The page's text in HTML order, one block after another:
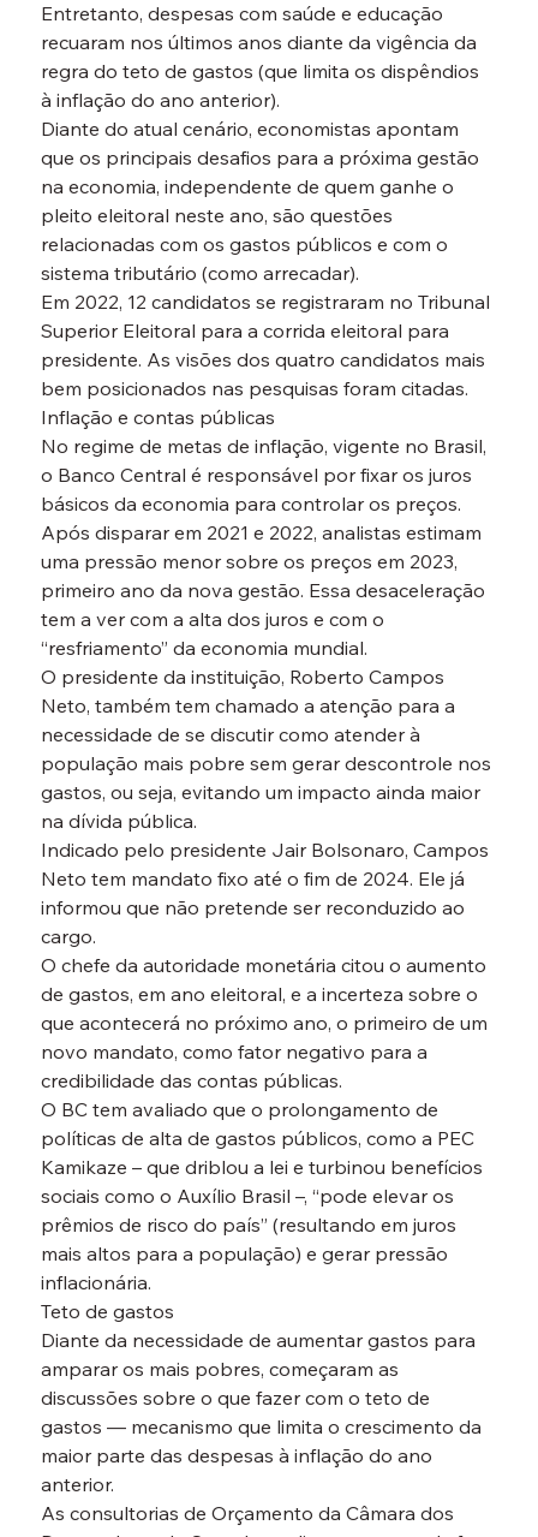
Entretanto, despesas com saúde e educação
recuaram nos últimos anos diante da vigência da
regra do teto de gastos (que limita os dispêndios
à inflação do ano anterior).
Diante do atual cenário, economistas apontam
que os principais desafios para a próxima gestão
na economia, independente de quem ganhe o
pleito eleitoral neste ano, são questões
relacionadas com os gastos públicos e com o
sistema tributário (como arrecadar).
Em 2022, 12 candidatos se registraram no Tribunal
Superior Eleitoral para a corrida eleitoral para
presidente. As visões dos quatro candidatos mais
bem posicionados nas pesquisas foram citadas.
Inflação e contas públicas
No regime de metas de inflação, vigente no Brasil,
o Banco Central é responsável por fixar os juros
básicos da economia para controlar os preços.
Após disparar em 2021 e 2022, analistas estimam
uma pressão menor sobre os preços em 2023,
primeiro ano da nova gestão. Essa desaceleração
tem a ver com a alta dos juros e com o
“resfriamento” da economia mundial.
O presidente da instituição, Roberto Campos
Neto, também tem chamado a atenção para a
necessidade de se discutir como atender à
população mais pobre sem gerar descontrole nos
gastos, ou seja, evitando um impacto ainda maior
na dívida pública.
Indicado pelo presidente Jair Bolsonaro, Campos
Neto tem mandato fixo até o fim de 2024. Ele já
informou que não pretende ser reconduzido ao
cargo.
O chefe da autoridade monetária citou o aumento
de gastos, em ano eleitoral, e a incerteza sobre o
que acontecerá no próximo ano, o primeiro de um
novo mandato, como fator negativo para a
credibilidade das contas públicas.
O BC tem avaliado que o prolongamento de
políticas de alta de gastos públicos, como a PEC
Kamikaze – que driblou a lei e turbinou benefícios
sociais como o Auxílio Brasil –, “pode elevar os
prêmios de risco do país” (resultando em juros
mais altos para a população) e gerar pressão
inflacionária.
Teto de gastos
Diante da necessidade de aumentar gastos para
amparar os mais pobres, começaram as
discussões sobre o que fazer com o teto de
gastos — mecanismo que limita o crescimento da
maior parte das despesas à inflação do ano
anterior.
As consultorias de Orçamento da Câmara dos